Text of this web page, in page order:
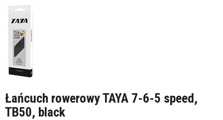
Łańcuch rowerowy TAYA 7-6-5 speed,
TB50, black